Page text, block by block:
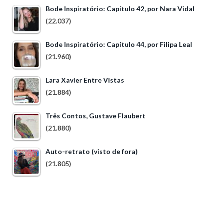
Bode Inspiratório: Capítulo 42, por Nara Vidal
(22.037)
Bode Inspiratório: Capítulo 44, por Filipa Leal
(21.960)
Lara Xavier Entre Vistas
(21.884)
Três Contos, Gustave Flaubert
(21.880)
Auto-retrato (visto de fora)
(21.805)